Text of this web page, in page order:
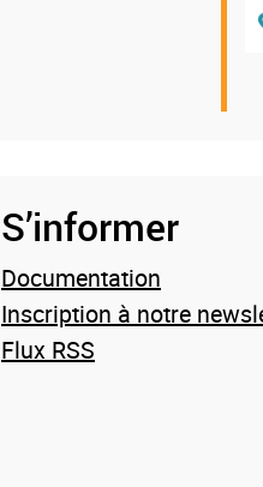
S’informer
Documentation
Inscription à notre
Flux RSS